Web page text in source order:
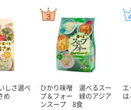
しさ選べ
め
ひかり味噌 選べるスー
プ＆フォー 緑のアジア
ンスープ 8食